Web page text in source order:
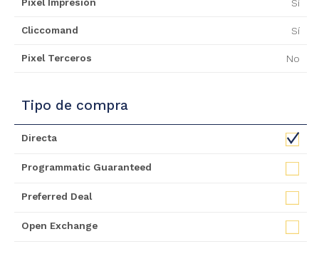
Sí
Cliccomand Sí
Pixel Terceros No
Tipo de compra
Directa
Programmatic Guaranteed
Preferred Deal
Open Exchange